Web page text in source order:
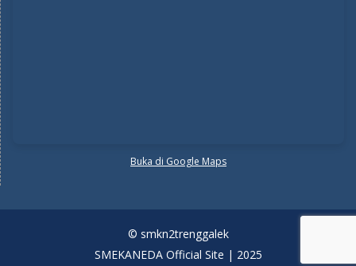
Buka di Google Maps
© smkn2trenggalek
SMEKANEDA Official Site | 2025